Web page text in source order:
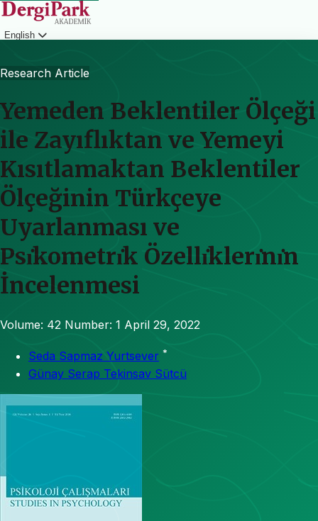
English
Research Article
Yemeden Beklentiler Ölçeği
ile Zayıflıktan ve Yemeyi
Kısıtlamaktan Beklentiler
Ölçeğinin Türkçeye
Uyarlanması ve
Psı̇kometrı̇k Özellı̇klerı̇nı̇n
İncelenmesi
Volume: 42 Number: 1 April 29, 2022
Seda Sapmaz Yurtsever *
Günay Serap Tekinsav Sütcü